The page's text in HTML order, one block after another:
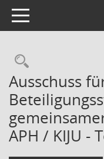
Toggle navigation
Ausschuss
APH / KIJU -